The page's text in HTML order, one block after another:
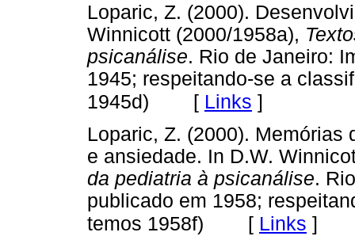
Loparic, Z. (2000).
Winnicott (2000/1958a),
psicanálise. Rio de Janeiro:
1945; respeitando-se a
1945d) [ Links ]
Loparic, Z. (2000). Memórias
e ansiedade. In D.W.
da pediatria à psicanálise.
publicado em 1958;
temos 1958f) [ Links ]